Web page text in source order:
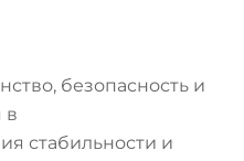
безопасность и
в
стабильности и